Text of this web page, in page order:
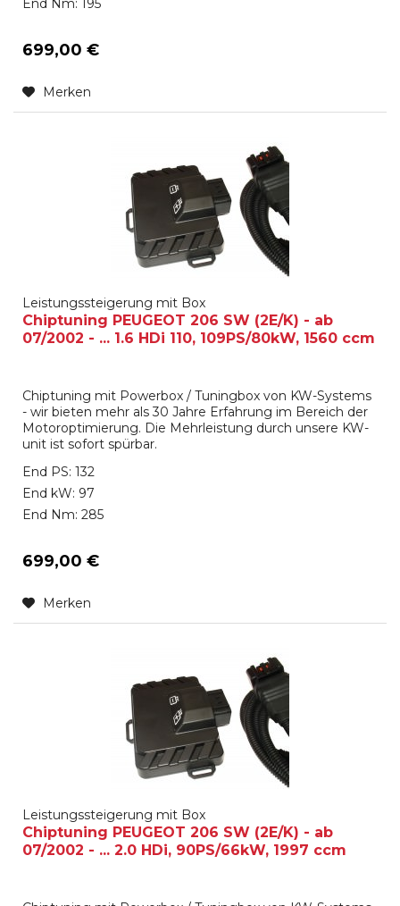
End Nm: 195
699,00 €
Merken
Leistungssteigerung mit Box
Chiptuning PEUGEOT 206 SW (2E/K) - ab
07/2002 - ... 1.6 HDi 110, 109PS/80kW, 1560 ccm
Chiptuning mit Powerbox / Tuningbox von KW-Systems
- wir bieten mehr als 30 Jahre Erfahrung im Bereich der
Motoroptimierung. Die Mehrleistung durch unsere KW-
unit ist sofort spürbar.
End PS: 132
End kW: 97
End Nm: 285
699,00 €
Merken
Leistungssteigerung mit Box
Chiptuning PEUGEOT 206 SW (2E/K) - ab
07/2002 - ... 2.0 HDi, 90PS/66kW, 1997 ccm